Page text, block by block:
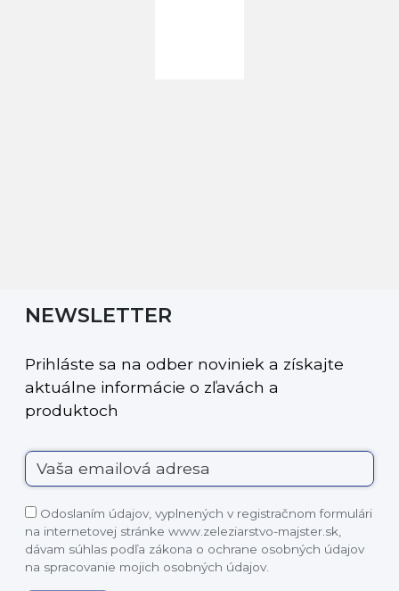
NEWSLETTER
Prihláste sa na odber noviniek a získajte
aktuálne informácie o zľavách a
produktoch
Odoslaním údajov, vyplnených v registračnom formulári
na internetovej stránke www.zeleziarstvo-majster.sk,
dávam súhlas podľa zákona o ochrane osobných údajov
na spracovanie mojich osobných údajov.